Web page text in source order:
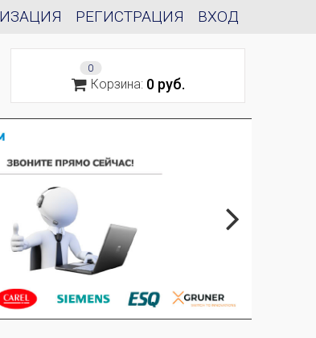
ВХОД
РЕГИСТРАЦИЯ
0
Корзина: 0 руб.